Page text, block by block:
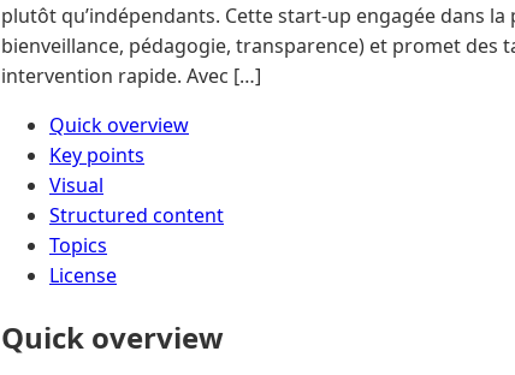
plutôt qu’indépendants. Cette start-up engagée dans
bienveillance, pédagogie, transparence) et promet des
intervention rapide. Avec […]
Quick overview
Key points
Visual
Structured content
Topics
License
Quick overview